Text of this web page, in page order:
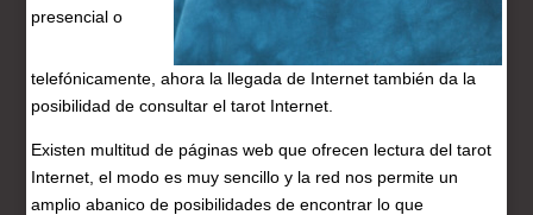
presencial o
telefónicamente, ahora la llegada de Internet también da la
posibilidad de consultar el tarot Internet.
Existen multitud de páginas web que ofrecen lectura del tarot
Internet, el modo es muy sencillo y la red nos permite un
amplio abanico de posibilidades de encontrar lo que